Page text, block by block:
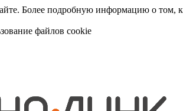
Более подробную информацию о
файлов cookie